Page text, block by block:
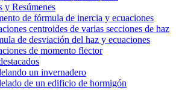
y Resúmenes
de fórmula de inercia y ecuaciones
centroides de varias secciones de haz
de desviación del haz y ecuaciones
de momento flector
un invernadero
de un edificio de hormigón